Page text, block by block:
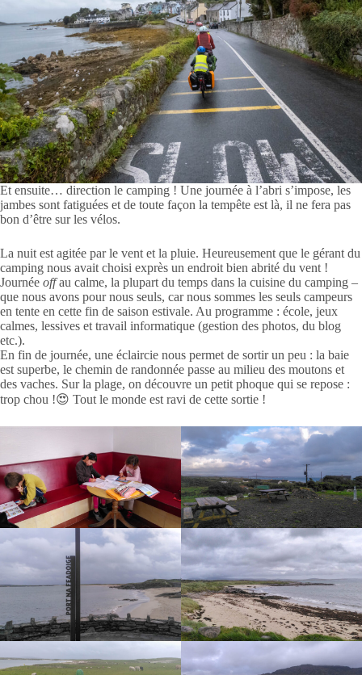
Et ensuite… direction le camping ! Une journée à l’abri s’impose, les
jambes sont fatiguées et de toute façon la tempête est là, il ne fera pas
bon d’être sur les vélos.
La nuit est agitée par le vent et la pluie. Heureusement que le gérant du
camping nous avait choisi exprès un endroit bien abrité du vent !
Journée offau calme, la plupart du temps dans la cuisine du camping –
que nous avons pour nous seuls, car nous sommes les seuls campeurs
en tente en cette fin de saison estivale. Au programme : école, jeux
calmes, lessives et travail informatique (gestion des photos, du blog
etc.).
En fin de journée, une éclaircie nous permet de sortir un peu : la baie
est superbe, le chemin de randonnée passe au milieu des moutons et
des vaches. Sur la plage, on découvre un petit phoque qui se repose :
trop chou !😍 Tout le monde est ravi de cette sortie !